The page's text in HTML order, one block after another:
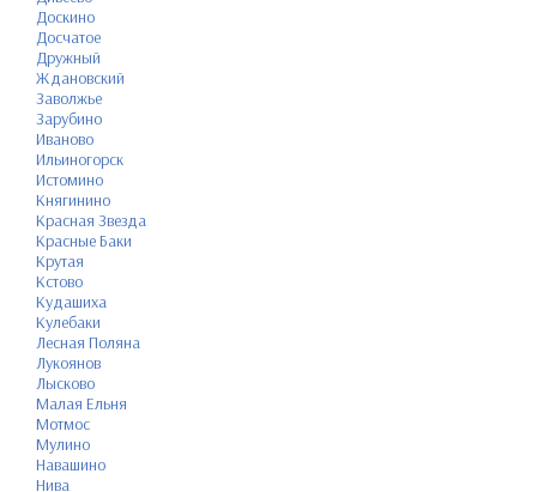
Доскино
Досчатое
Дружный
Ждановский
Заволжье
Зарубино
Иваново
Ильиногорск
Истомино
Княгинино
Красная Звезда
Красные Баки
Крутая
Кстово
Кудашиха
Кулебаки
Лесная Поляна
Лукоянов
Лысково
Малая Ельня
Мотмос
Мулино
Навашино
Нива